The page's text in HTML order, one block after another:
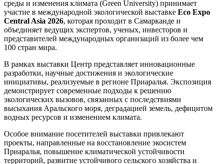
среды и изменения климата (Green University) принимает
участие в международной экологической выставке Eco Expo
Central Asia 2026, которая проходит в Самарканде и
объединяет ведущих экспертов, ученых, инвесторов и
представителей международных организаций из более чем
100 стран мира.
В рамках выставки Центр представляет инновационные
разработки, научные достижения и экологические
инициативы, реализуемые в регионе Приаралья. Экспозиция
демонстрирует современные подходы к решению
экологических вызовов, связанных с последствиями
высыхания Аральского моря, деградацией земель, дефицитом
водных ресурсов и изменением климата.
Особое внимание посетителей выставки привлекают
проекты, направленные на восстановление экосистем
Приаралья, повышение климатической устойчивости
территорий, развитие устойчивого сельского хозяйства и